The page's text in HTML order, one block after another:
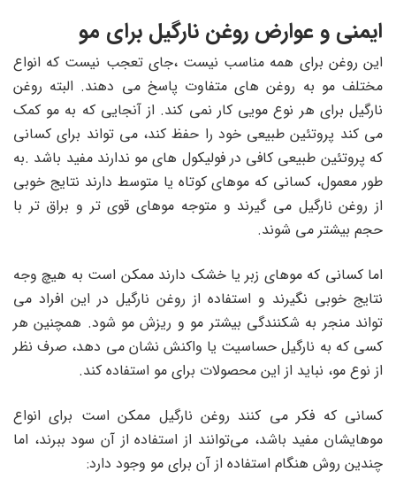
ایمنی و عوارض روغن نارگیل برای مو
این روغن برای همه مناسب نیست ،جای تعجب نیست که انواع
مختلف مو به روغن های متفاوت پاسخ می دهند. البته روغن
نارگیل برای هر نوع مویی کار نمی کند. از آنجایی که به مو کمک
می کند پروتئین طبیعی خود را حفظ کند، می تواند برای کسانی
که پروتئین طبیعی کافی در فولیکول های مو ندارند مفید باشد .به
طور معمول، کسانی که موهای کوتاه یا متوسط ​​دارند نتایج خوبی
از روغن نارگیل می گیرند و متوجه موهای قوی تر و براق تر با
حجم بیشتر می شوند.
اما کسانی که موهای زبر یا خشک دارند ممکن است به هیچ وجه
نتایج خوبی نگیرند و استفاده از روغن نارگیل در این افراد می
تواند منجر به شکنندگی بیشتر مو و ریزش مو شود. همچنین هر
کسی که به نارگیل حساسیت یا واکنش نشان می دهد، صرف نظر
از نوع مو، نباید از این محصولات برای مو استفاده کند.
کسانی که فکر می ‌کنند روغن نارگیل ممکن است برای انواع
موهایشان مفید باشد، می‌توانند از استفاده از آن سود ببرند، اما
چندین روش‌ هنگام استفاده از آن برای مو وجود دارد: